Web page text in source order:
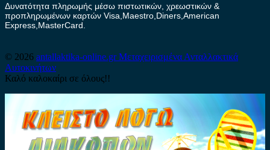
Δυνατότητα πληρωμής μέσω πιστωτικών, χρεωστικών &
προπληρωμένων καρτών Visa,Maestro,Diners,American
Express,MasterCard.
© 2026 antallaktika-online.grΜεταχειρισμένα Ανταλλακτικά
Αυτοκινήτων
Καλό καλοκαίρι σε όλους!!